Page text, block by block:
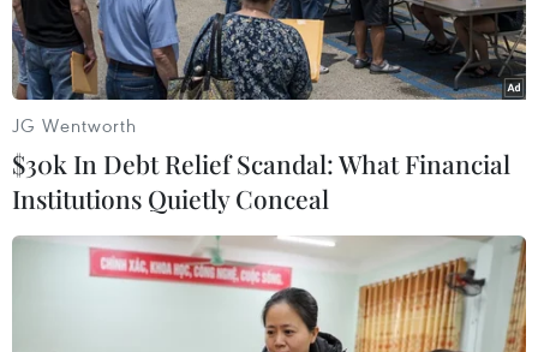
JG Wentworth
$30k In Debt Relief Scandal: What Financial
Institutions Quietly Conceal